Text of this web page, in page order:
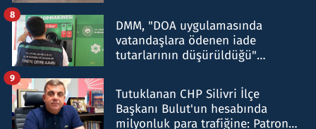
DMM, "DOA uygulamasında
vatandaşlara ödenen iade
tutarlarının düşürüldüğü"
8
Tutuklanan CHP Silivri İlçe
Başkanı Bulut'un hesabında
milyonluk para trafiğine: Patron
9